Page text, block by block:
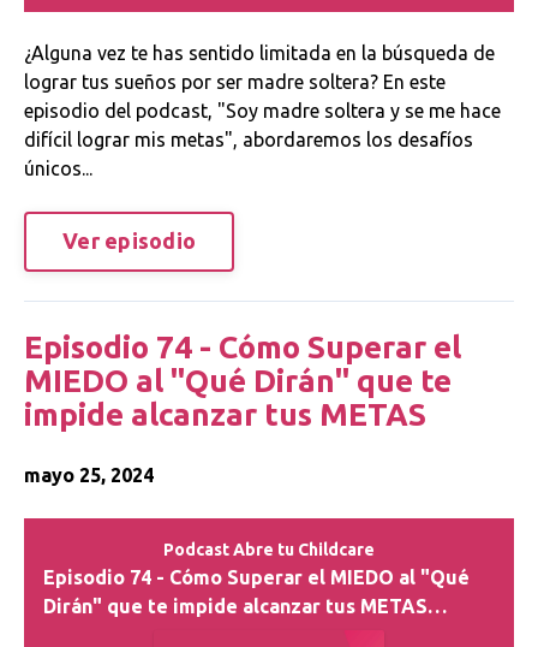
¿Alguna vez te has sentido limitada en la búsqueda de
lograr tus sueños por ser madre soltera? En este
episodio del podcast, "Soy madre soltera y se me hace
difícil lograr mis metas", abordaremos los desafíos
únicos...
Ver episodio
Episodio 74 - Cómo Superar el
MIEDO al "Qué Dirán" que te
impide alcanzar tus METAS
mayo 25, 2024